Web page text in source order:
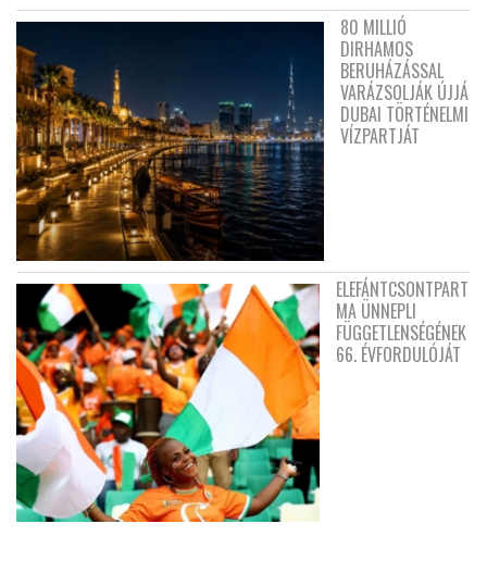
80 MILLIÓ
DIRHAMOS
BERUHÁZÁSSAL
VARÁZSOLJÁK ÚJJÁ
DUBAI TÖRTÉNELMI
VÍZPARTJÁT
ELEFÁNTCSONTPART
MA ÜNNEPLI
FÜGGETLENSÉGÉNEK
66. ÉVFORDULÓJÁT